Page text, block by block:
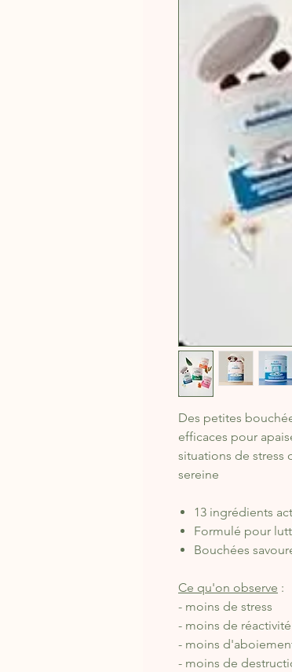
Des petites
efficaces pour
situations de stress
sereine
13 ingrédients
Formulé pour
Bouchées
Ce qu'on observe :
- moins de stress
- moins de réactivité
- moins
- moins de